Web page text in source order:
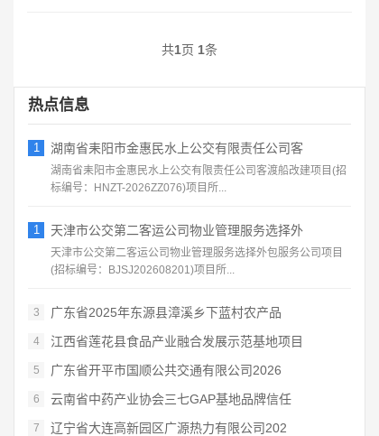
共1页 1条
热点信息
1 湖南省耒阳市金惠民水上公交有限责任公司客
湖南省耒阳市金惠民水上公交有限责任公司客渡船改建项目(招
标编号：HNZT-2026ZZ076)项目所...
1 天津市公交第二客运公司物业管理服务选择外
天津市公交第二客运公司物业管理服务选择外包服务公司项目
(招标编号：BJSJ202608201)项目所...
3 广东省2025年东源县漳溪乡下蓝村农产品
4 江西省莲花县食品产业融合发展示范基地项目
5 广东省开平市国顺公共交通有限公司2026
6 云南省中药产业协会三七GAP基地品牌信任
7 辽宁省大连高新园区广源热力有限公司202